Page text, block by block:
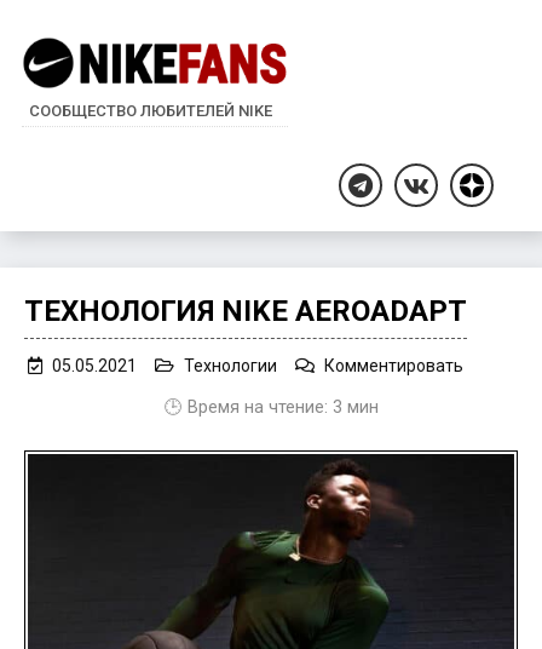
СООБЩЕСТВО ЛЮБИТЕЛЕЙ NIKE
TelegramВКонтакте
Дзен
ТЕХНОЛОГИЯ NIKE AEROADAPT
05.05.2021 Технологии Комментировать
🕒 Время на чтение: 3 мин